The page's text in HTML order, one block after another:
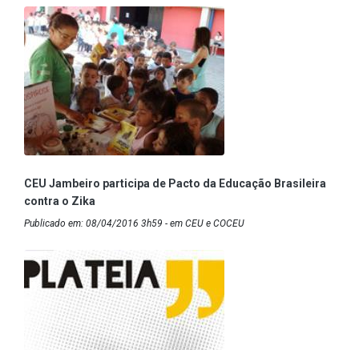
CEU Jambeiro participa de Pacto da Educação Brasileira
contra o Zika
Publicado em: 08/04/2016 3h59 - em CEU e COCEU